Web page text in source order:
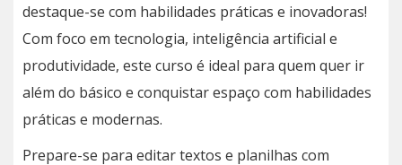
destaque-se com habilidades práticas e inovadoras!
Com foco em tecnologia, inteligência artificial e
produtividade, este curso é ideal para quem quer ir
além do básico e conquistar espaço com habilidades
práticas e modernas.
Prepare-se para editar textos e planilhas com